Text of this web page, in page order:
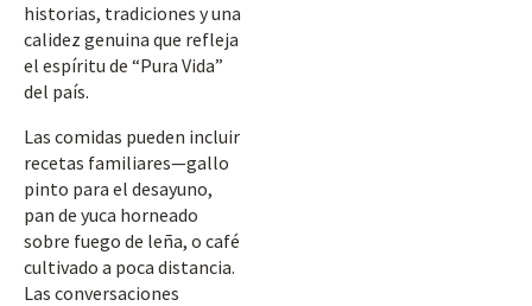
historias, tradiciones y una
calidez genuina que refleja
el espíritu de “Pura Vida”
del país.
Las comidas pueden incluir
recetas familiares—gallo
pinto para el desayuno,
pan de yuca horneado
sobre fuego de leña, o café
cultivado a poca distancia.
Las conversaciones